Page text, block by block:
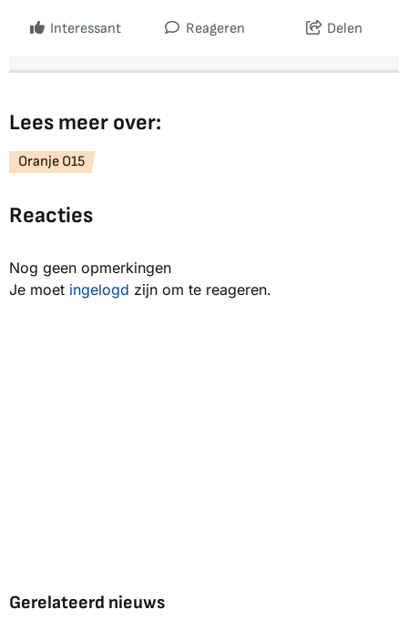
Interessant Reageren Delen
Lees meer over:
Oranje O15
Reacties
Nog geen opmerkingen
Je moet ingelogd zijn om te reageren.
Gerelateerd nieuws